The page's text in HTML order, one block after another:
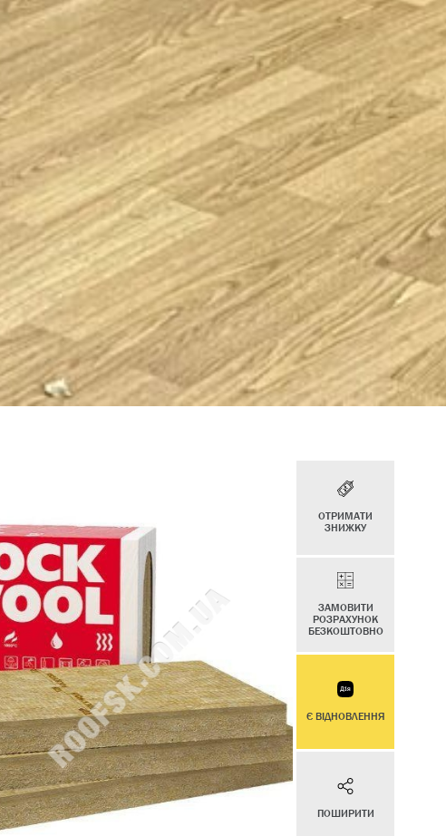
ОТРИМАТИ
ЗНИЖКУ
ЗАМОВИТИ
РОЗРАХУНОК
БЕЗКОШТОВНО
Є ВІДНОВЛЕННЯ
ПОШИРИТИ